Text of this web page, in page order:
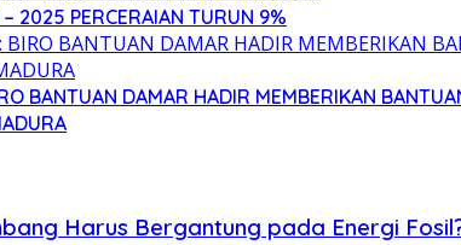
2025 PERCERAIAN TURUN 9%
BANTUAN DAMAR HADIR MEMBERIKAN
Harus Bergantung pada Energi